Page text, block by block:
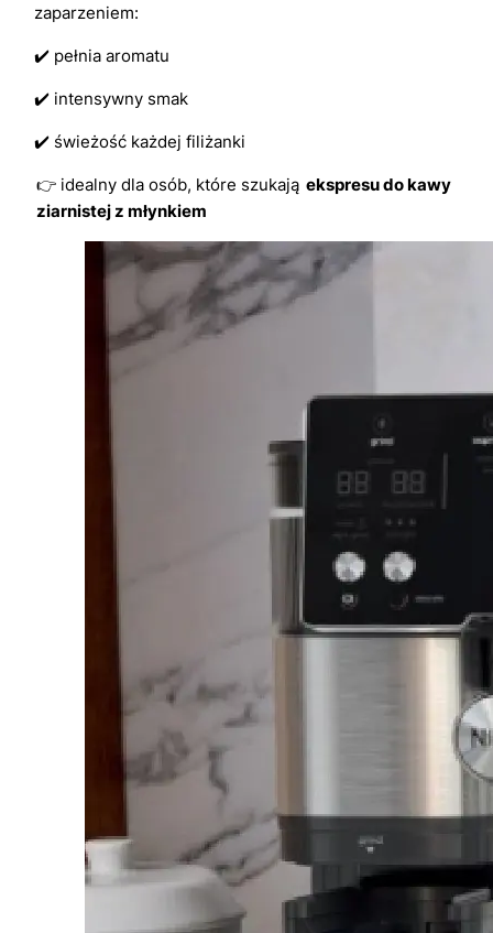
zaparzeniem:
✔️ pełnia aromatu
✔️ intensywny smak
✔️ świeżość każdej filiżanki
👉 idealny dla osób, które szukają ekspresu do kawy
ziarnistej z młynkiem